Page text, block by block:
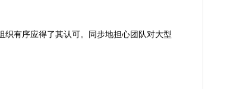
有序应得了其认可。同步地担心团队对大型